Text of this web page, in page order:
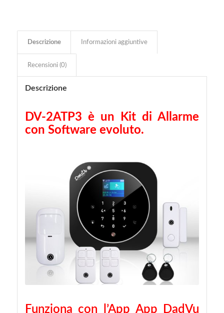
Descrizione Informazioni aggiuntive
Recensioni (0)
Descrizione
DV-2ATP3 è un Kit di Allarme
con Software evoluto.
Funziona con l’App App DadVu